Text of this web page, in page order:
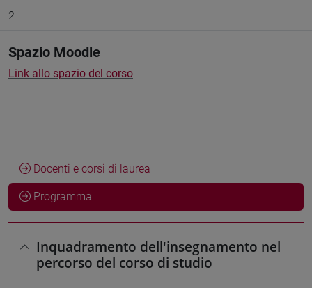
2
Spazio Moodle
Link allo spazio del corso
Docenti e corsi di laurea
Programma
Inquadramento dell'insegnamento nel
percorso del corso di studio